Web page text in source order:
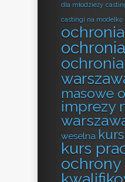
dla młodzieży
castingi na modelkę
masowe
imprezy
weselna
kurs
ochrony